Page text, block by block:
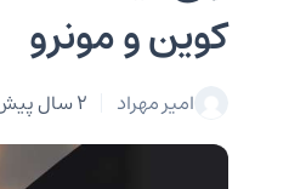
کوین و مونرو
امیر مهراد 2 سال پیش